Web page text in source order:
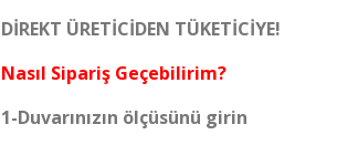
DİREKT ÜRETİCİDEN TÜKETİCİYE!
Nasıl Sipariş Geçebilirim?
1-Duvarınızın ölçüsünü girin